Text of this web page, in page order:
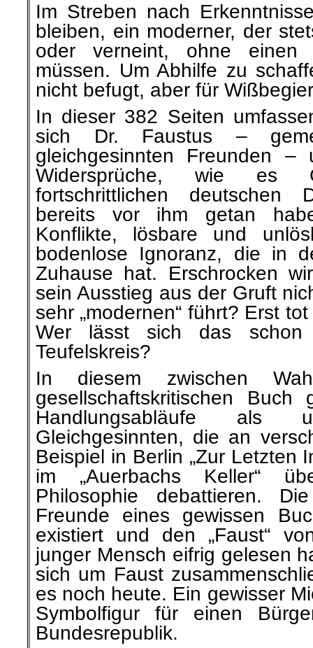
Im Streben nach
bleiben, ein moderner, der
oder verneint, ohne einen
müssen. Um Abhilfe zu
nicht befugt, aber für
In dieser 382 Seiten
sich Dr. Faustus –
gleichgesinnten Freunden
Widersprüche, wie es
fortschrittlichen deutschen
bereits vor ihm getan
Konflikte, lösbare und
bodenlose Ignoranz, die in
Zuhause hat. Erschrocken
sein Ausstieg aus der Gruft
sehr „modernen“ führt? Erst
Wer lässt sich das schon
Teufelskreis?
In diesem zwischen
gesellschaftskritischen
Handlungsabläufe
Gleichgesinnten, die an
Beispiel in Berlin „Zur Letzten
im „Auerbachs Keller“
Philosophie debattieren.
Freunde eines gewissen
existiert und den „Faust“
junger Mensch eifrig gelesen
sich um Faust
es noch heute. Ein gewisser
Symbolfigur für einen
Bundesrepublik.